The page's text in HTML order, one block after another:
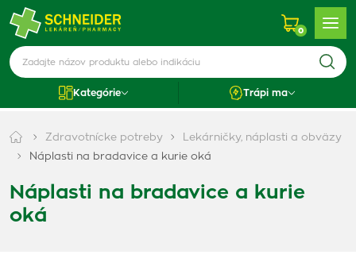
0
Kategórie Trápi ma
Zdravotnícke potreby
Lekárničky, náplasti a obväzy
Náplasti na bradavice a kurie oká
Náplasti na bradavice a kurie
oká